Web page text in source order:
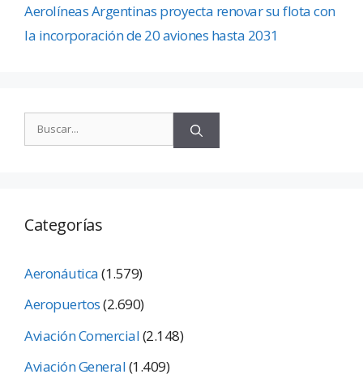
Aerolíneas Argentinas proyecta renovar su flota con
la incorporación de 20 aviones hasta 2031
Categorías
Aeronáutica(1.579)
Aeropuertos(2.690)
Aviación Comercial(2.148)
Aviación General(1.409)